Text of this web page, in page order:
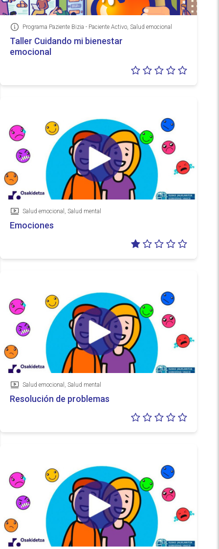
Información
Programa Paziente Bizia - Paciente Activo, Salud emocional
Taller Cuidando mi bienestar
emocional
Vídeo
Salud emocional, Salud mental
Emociones
Vídeo
Salud emocional, Salud mental
Resolución de problemas